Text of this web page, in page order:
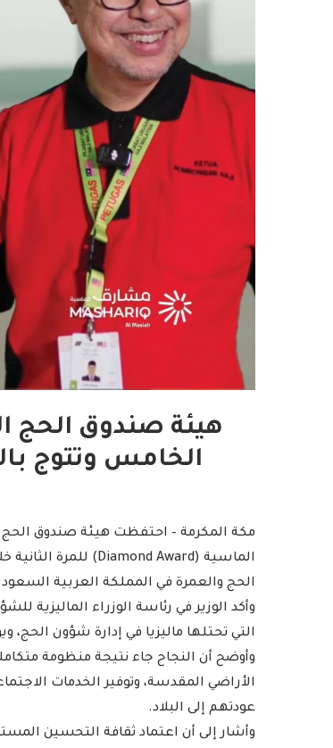
هيئة صندوق الحج
الخامس وتتوج
مكة المكرمة – احتفظت هيئة صندوق الحج
الحج والعمرة في المملكة العربية
وأكد الوزير في رئاسة الوزراء الماليزية
التي تحتلها ماليزيا في إدارة شؤون
وأوضح أن النجاح جاء نتيجة منظومة
الأراضي المقدسة، وتوفير الخدمات
عودتهم إلى البلاد.
وأشار إلى أن اعتماد ثقافة التحسين